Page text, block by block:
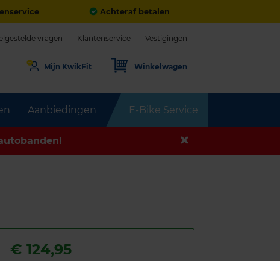
Achteraf betalen
Aanbiedingen E-Bike Service
vragen Klantenservice Vestigingen
Mijn KwikFit Winkelwagen
€124,95